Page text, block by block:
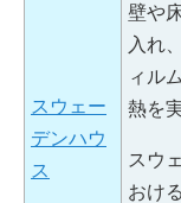
スウェー
デンハウ
ス
壁や
入れ
ィル
熱を
スウ
おけ